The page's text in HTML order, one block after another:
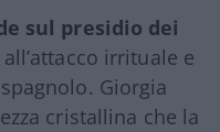
sul presidio dei
irrituale e
Giorgia
cristallina che la